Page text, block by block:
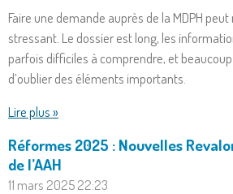
Faire une demande auprès de la MDPH
stressant. Le dossier est long, les
parfois difficiles à comprendre, et
d’oublier des éléments importants.
Lire plus »
Réformes 2025 : Nouvelles
de l’AAH
11 mars 202522:23